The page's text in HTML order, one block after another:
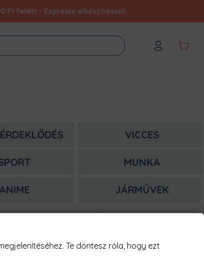
Ft felett - Expressz elkészítéssel!
VICCES
MUNKA
ANIME JÁRMŰVEK
Te döntesz róla, hogy ezt